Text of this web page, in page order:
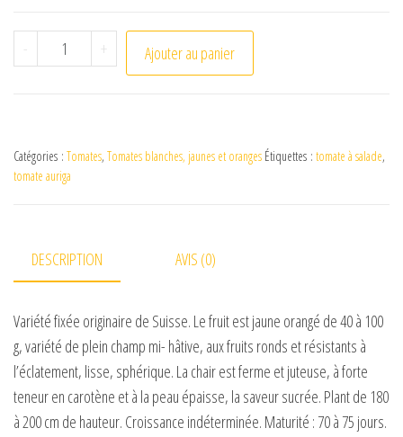
- quantité de Tomate Auriga
+ Ajouter au panier
Catégories : Tomates, Tomates blanches, jaunes et oranges Étiquettes : tomate à salade,
tomate auriga
DESCRIPTION AVIS (0)
Variété fixée originaire de Suisse. Le fruit est jaune orangé de 40 à 100
g, variété de plein champ mi- hâtive, aux fruits ronds et résistants à
l’éclatement, lisse, sphérique. La chair est ferme et juteuse, à forte
teneur en carotène et à la peau épaisse, la saveur sucrée. Plant de 180
à 200 cm de hauteur. Croissance indéterminée. Maturité : 70 à 75 jours.